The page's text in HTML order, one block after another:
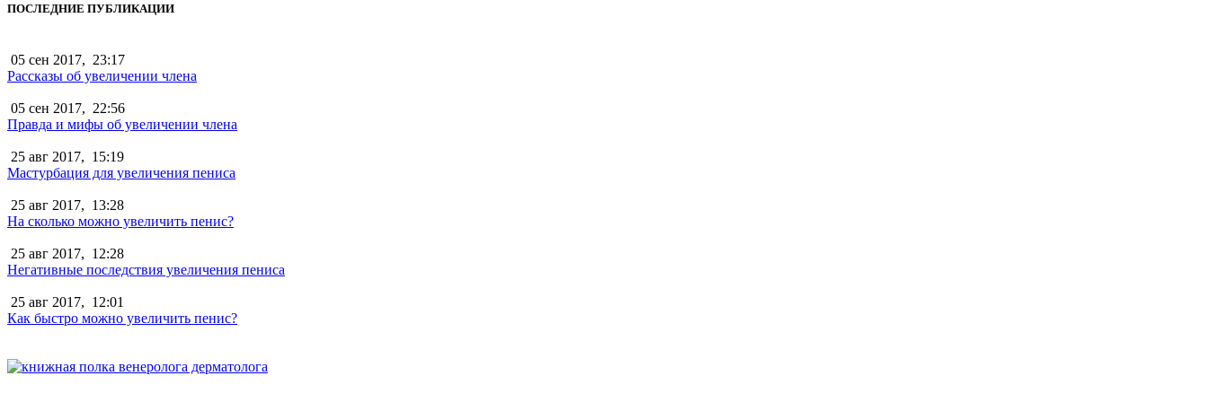
ПОСЛЕДНИЕ ПУБЛИКАЦИИ
05 сен 2017, 23:17
Рассказы об увеличении члена
05 сен 2017, 22:56
Правда и мифы об увеличении члена
25 авг 2017, 15:19
Мастурбация для увеличения пениса
25 авг 2017, 13:28
На сколько можно увеличить пенис?
25 авг 2017, 12:28
Негативные последствия увеличения пениса
25 авг 2017, 12:01
Как быстро можно увеличить пенис?